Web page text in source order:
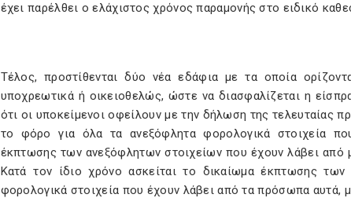
έχει παρέλθει ο ελάχιστος χρόνος παραμονής στο ειδικό
Τέλος, προστίθενται δύο νέα εδάφια με τα οποία
υποχρεωτικά ή οικειοθελώς, ώστε να διασφαλίζεται η
ότι οι υποκείμενοι οφείλουν με την δήλωση της τελευταίας
το φόρο για όλα τα ανεξόφλητα φορολογικά στοιχεία
έκπτωσης των ανεξόφλητων στοιχείων που έχουν λάβει από
Κατά τον ίδιο χρόνο ασκείται το δικαίωμα έκπτωσης
φορολογικά στοιχεία που έχουν λάβει από τα πρόσωπα αυτά,